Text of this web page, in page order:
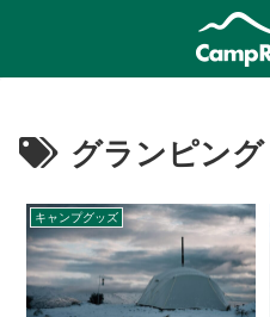
グランピング
キャンプグッズ